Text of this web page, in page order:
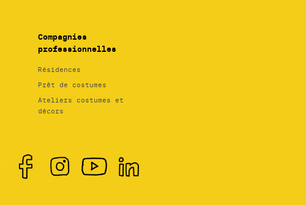
Compagnies
professionnelles
Résidences
Prêt de costumes
Ateliers costumes et
décors